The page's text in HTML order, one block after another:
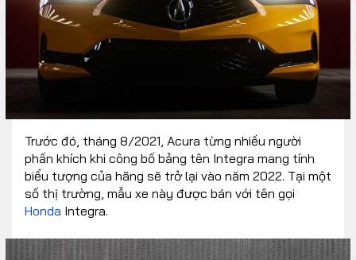
Trước đó, tháng 8/2021, Acura từng nhiều người
phấn khích khi công bố bảng tên Integra mang tính
biểu tượng của hãng sẽ trở lại vào năm 2022. Tại một
số thị trường, mẫu xe này được bán với tên gọi
Honda Integra.